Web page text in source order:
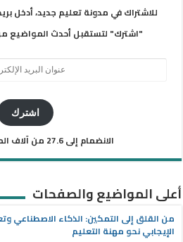
للاشتراك في مدونة تعليم جديد، أدخل
"اشترك" لتستقبل أحدث المواضيع من
اشترك
الانضمام إلى 27.6 من آلاف المشتركين الآخرين
أعلى المواضيع والصفحات
من القلق إلى التمكين: الذكاء الاصطناعي
الإيجابي نحو مهنة التعليم